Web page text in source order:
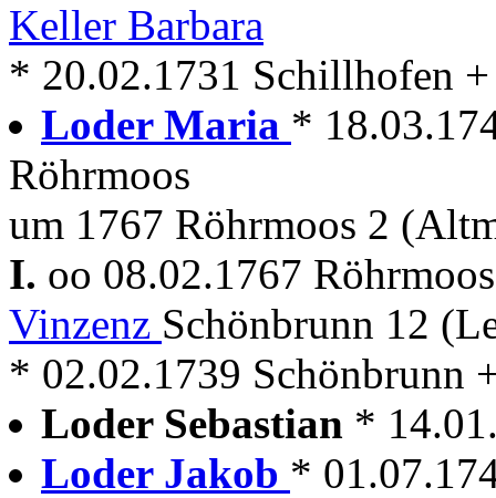
Keller Barbara
* 20.02.1731 Schillhofen
Loder Maria *
Röhrmoos
um 1767 Röhrmoos 2
I. oo 08.02.1767
Vinzenz Schönbrunn 12
* 02.02.1739 Schönbrunn
Loder Sebastian *
Loder Jakob *